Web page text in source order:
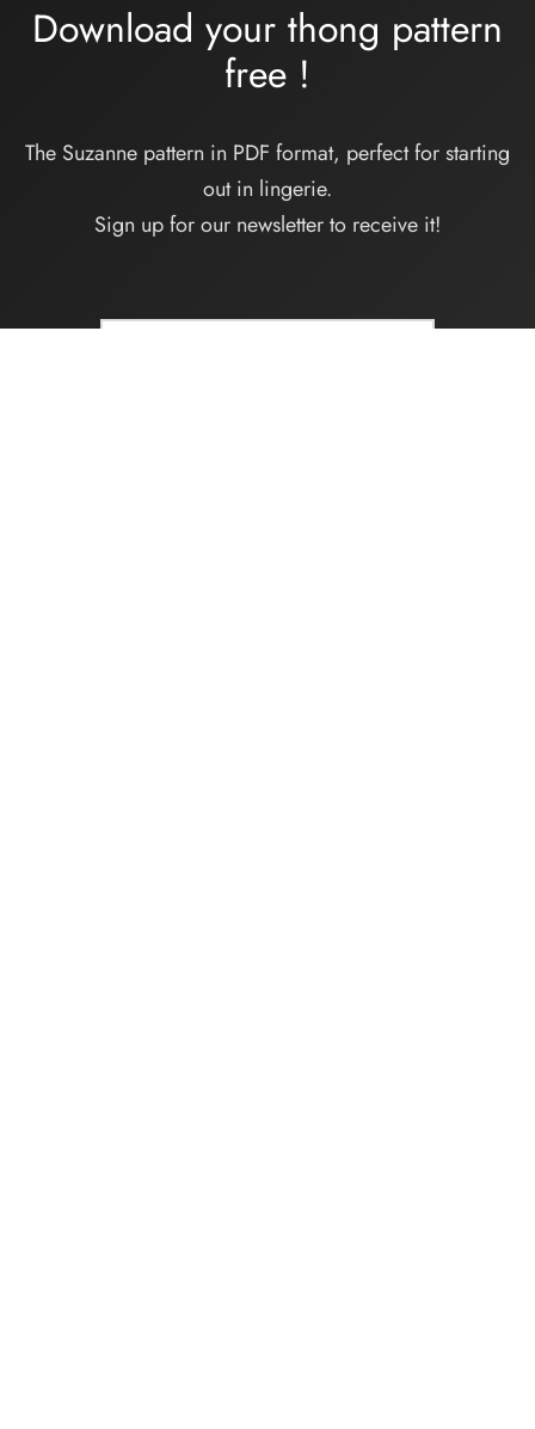
Download your thong pattern
free !
The Suzanne pattern in PDF format, perfect for starting
out in lingerie.
Sign up for our newsletter to receive it!